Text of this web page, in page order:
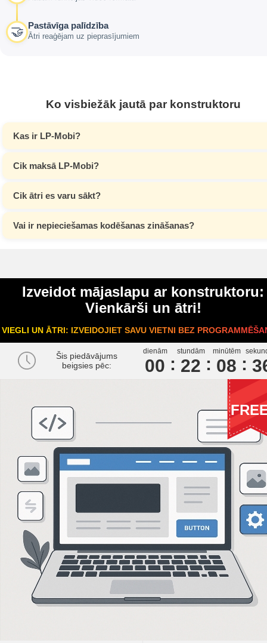
🤝 Pastāvīga palīdzība
Ātri reaģējam uz pieprasījumiem
Ko visbiežāk jautā par konstruktoru
Kas ir LP-Mobi?
Cik maksā LP-Mobi?
Cik ātri es varu sākt?
Vai ir nepieciešamas kodēšanas zināšanas?
Izveidot mājaslapu ar konstruktoru:
Vienkārši un ātri!
VIEGLI UN ĀTRI: IZVEIDOJIET SAVU VIETNI BEZ
Šis piedāvājums
beigsies pēc:
dienām
00
stundām
22
minūtēm
08 3